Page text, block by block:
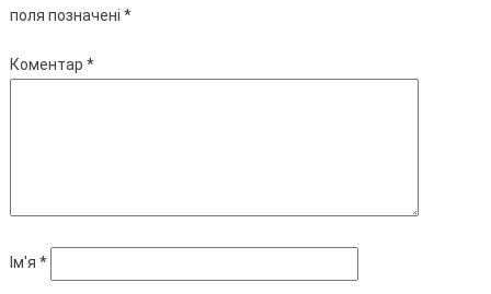
поля позначені *
Коментар *
Ім'я *